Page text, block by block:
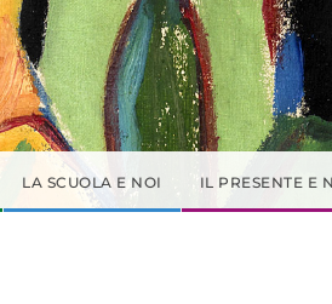
LA SCUOLA E NOI IL PRESENTE E